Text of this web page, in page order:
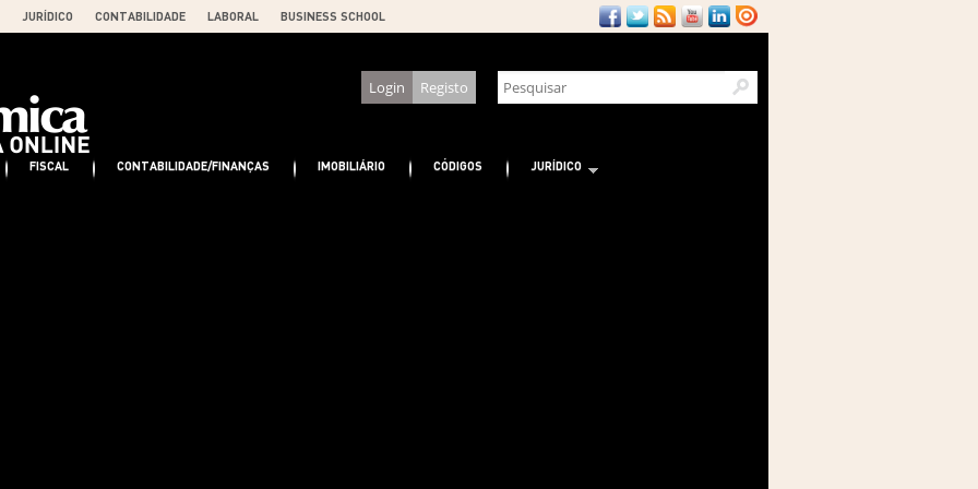
JURÍDICO CONTABILIDADE LABORAL BUSINESS SCHOOL
Login Registo
FISCAL CONTABILIDADE/FINANÇAS IMOBILIÁRIO CÓDIGOS JURÍDICO